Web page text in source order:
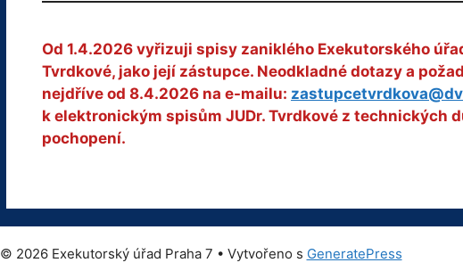
Od 1.4.2026 vyřizuji spisy zaniklého Exekutorského
Tvrdkové, jako její zástupce. Neodkladné dotazy a
nejdříve od 8.4.2026 na e-mailu:
k elektronickým spisům JUDr. Tvrdkové z technických
pochopení.
© 2026 Exekutorský úřad Praha 7 • Vytvořeno s GeneratePress